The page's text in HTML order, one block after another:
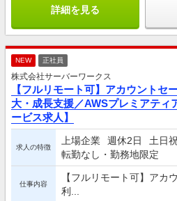
詳細を見る
NEW 正社員
株式会社サーバーワークス
【フルリモート可】アカウント
大・成長支援／AWSプレミアティ
ービス求人】
求人の特徴
上場企業 週休2日 土日
転勤なし・勤務地限定
仕事内容
【フルリモート可】ア
利...